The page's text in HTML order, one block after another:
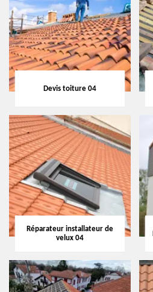
Devis toiture 04
Réparateur installateur de
velux 04